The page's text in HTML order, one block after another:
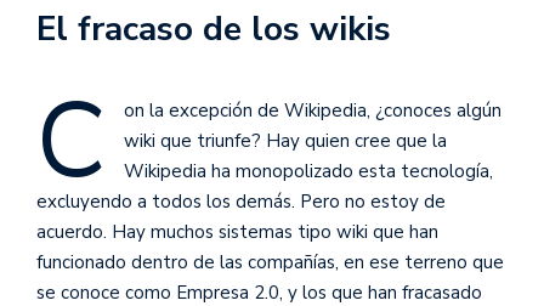
El fracaso de los wikis
C
on la excepción de Wikipedia, ¿conoces algún
wiki que triunfe? Hay quien cree que la
Wikipedia ha monopolizado esta tecnología,
excluyendo a todos los demás. Pero no estoy de
acuerdo. Hay muchos sistemas tipo wiki que han
funcionado dentro de las compañías, en ese terreno que
se conoce como Empresa 2.0, y los que han fracasado